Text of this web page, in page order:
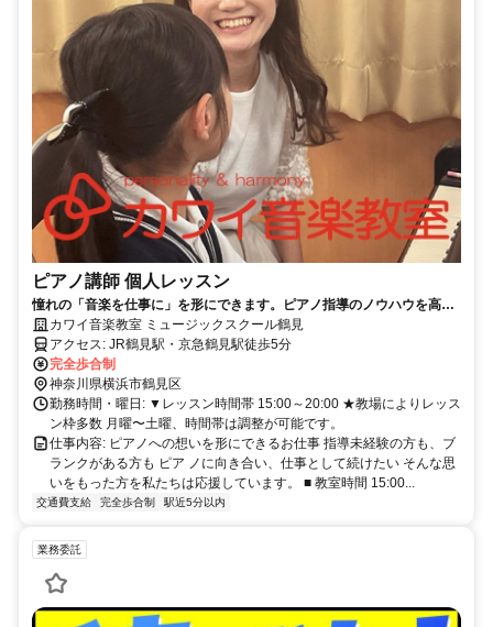
ピアノ講師 個人レッスン
憧れの「音楽を仕事に」を形にできます。ピアノ指導のノウハウを高め
ながら長く活躍できる環境です。個別相談会にお越しください。
カワイ音楽教室 ミュージックスクール鶴見
アクセス: JR鶴見駅・京急鶴見駅徒歩5分
完全歩合制
神奈川県横浜市鶴見区
勤務時間・曜日: ▼レッスン時間帯 15:00～20:00 ★教場によりレッス
ン枠多数 月曜〜土曜、時間帯は調整が可能です。
仕事内容: ピアノへの想いを形にできるお仕事 指導未経験の方も、ブ
ランクがある方も ピア ノに向き合い、仕事として続けたい そんな思
いをもった方を私たちは応援しています。 ■ 教室時間 15:00...
交通費支給 完全歩合制 駅近5分以内
業務委託